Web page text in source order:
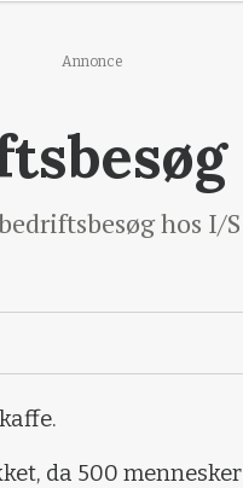
Annonce
hos I/
da 500 mennesker